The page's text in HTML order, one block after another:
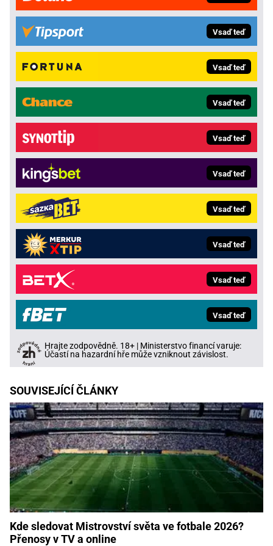
Vsaď teď
Vsaď teď
Vsaď teď
Vsaď teď
Vsaď teď
Vsaď teď
Vsaď teď
Vsaď teď
Vsaď teď
Hrajte zodpovědně. 18+ | Ministerstvo financí varuje:
Účastí na hazardní hře může vzniknout závislost.
SOUVISEJÍCÍ ČLÁNKY
Kde sledovat Mistrovství světa ve fotbale 2026?
Přenosy v TV a online